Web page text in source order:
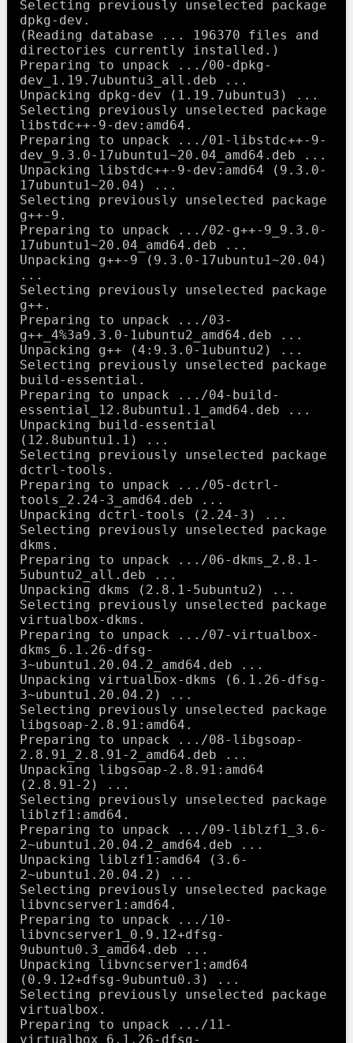
Selecting previously unselected package
dpkg-dev.
(Reading database ... 196370 files and
directories currently installed.)
Preparing to unpack .../00-dpkg-
dev_1.19.7ubuntu3_all.deb ...
Unpacking dpkg-dev (1.19.7ubuntu3) ...
Selecting previously unselected package
libstdc++-9-dev:amd64.
Preparing to unpack .../01-libstdc++-9-
dev_9.3.0-17ubuntu1~20.04_amd64.deb ...
Unpacking libstdc++-9-dev:amd64 (9.3.0-
17ubuntu1~20.04) ...
Selecting previously unselected package
g++-9.
Preparing to unpack .../02-g++-9_9.3.0-
17ubuntu1~20.04_amd64.deb ...
Unpacking g++-9 (9.3.0-17ubuntu1~20.04)
...
Selecting previously unselected package
g++.
Preparing to unpack .../03-
g++_4%3a9.3.0-1ubuntu2_amd64.deb ...
Unpacking g++ (4:9.3.0-1ubuntu2) ...
Selecting previously unselected package
build-essential.
Preparing to unpack .../04-build-
essential_12.8ubuntu1.1_amd64.deb ...
Unpacking build-essential
(12.8ubuntu1.1) ...
Selecting previously unselected package
dctrl-tools.
Preparing to unpack .../05-dctrl-
tools_2.24-3_amd64.deb ...
Unpacking dctrl-tools (2.24-3) ...
Selecting previously unselected package
dkms.
Preparing to unpack .../06-dkms_2.8.1-
5ubuntu2_all.deb ...
Unpacking dkms (2.8.1-5ubuntu2) ...
Selecting previously unselected package
virtualbox-dkms.
Preparing to unpack .../07-virtualbox-
dkms_6.1.26-dfsg-
3~ubuntu1.20.04.2_amd64.deb ...
Unpacking virtualbox-dkms (6.1.26-dfsg-
3~ubuntu1.20.04.2) ...
Selecting previously unselected package
libgsoap-2.8.91:amd64.
Preparing to unpack .../08-libgsoap-
2.8.91_2.8.91-2_amd64.deb ...
Unpacking libgsoap-2.8.91:amd64
(2.8.91-2) ...
Selecting previously unselected package
liblzf1:amd64.
Preparing to unpack .../09-liblzf1_3.6-
2~ubuntu1.20.04.2_amd64.deb ...
Unpacking liblzf1:amd64 (3.6-
2~ubuntu1.20.04.2) ...
Selecting previously unselected package
libvncserver1:amd64.
Preparing to unpack .../10-
libvncserver1_0.9.12+dfsg-
9ubuntu0.3_amd64.deb ...
Unpacking libvncserver1:amd64
(0.9.12+dfsg-9ubuntu0.3) ...
Selecting previously unselected package
virtualbox.
Preparing to unpack .../11-
virtualbox_6.1.26-dfsg-